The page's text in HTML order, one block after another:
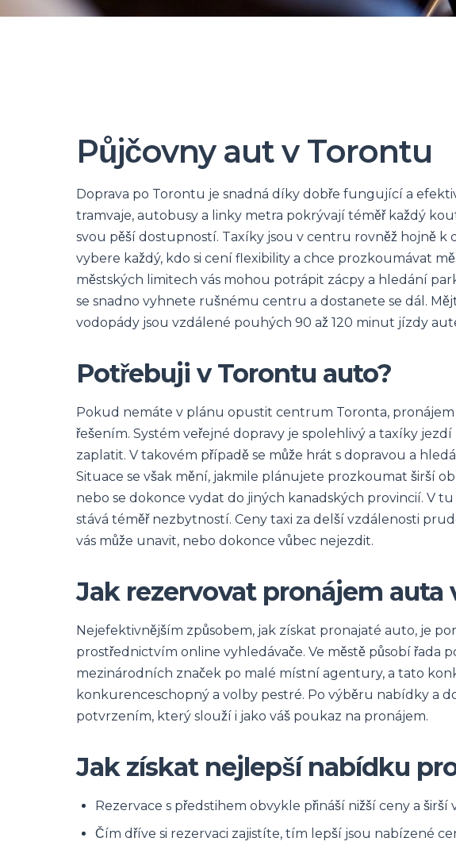
Půjčovny aut v Torontu
Doprava po Torontu je snadná díky dobře fungující a
tramvaje, autobusy a linky metra pokrývají téměř každý
svou pěší dostupností. Taxíky jsou v centru rovněž hojně k
vybere každý, kdo si cení flexibility a chce prozkoumávat
městských limitech vás mohou potrápit zácpy a hledání
se snadno vyhnete rušnému centru a dostanete se dál.
vodopády jsou vzdálené pouhých 90 až 120 minut jízdy
Potřebuji v Torontu auto?
Pokud nemáte v plánu opustit centrum Toronta,
řešením. Systém veřejné dopravy je spolehlivý a taxíky
zaplatit. V takovém případě se může hrát s dopravou a
Situace se však mění, jakmile plánujete prozkoumat širší
nebo se dokonce vydat do jiných kanadských provincií. V
stává téměř nezbytností. Ceny taxi za delší vzdálenosti
vás může unavit, nebo dokonce vůbec nejezdit.
Jak rezervovat pronájem auta
Nejefektivnějším způsobem, jak získat pronajaté auto, je
prostřednictvím online vyhledávače. Ve městě působí řada
mezinárodních značek po malé místní agentury, a tato
konkurenceschopný a volby pestré. Po výběru nabídky a
potvrzením, který slouží i jako váš poukaz na pronájem.
Jak získat nejlepší nabídku
Rezervace s předstihem obvykle přináší nižší ceny a širší
Čím dříve si rezervaci zajistíte, tím lepší jsou nabízené